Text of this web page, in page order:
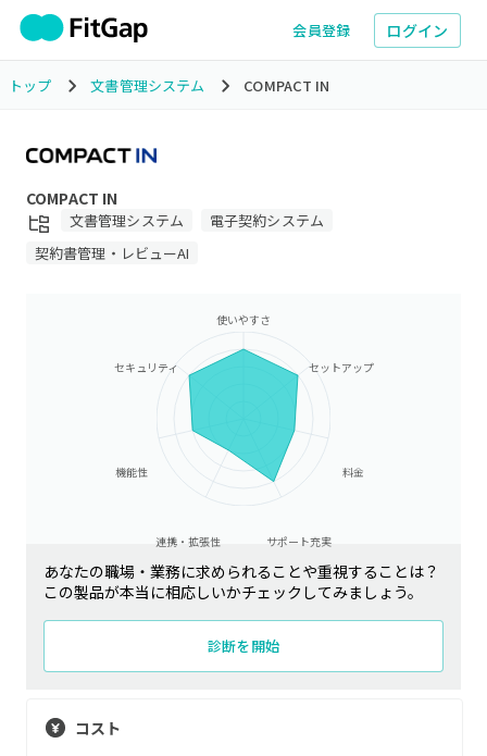
会員登録 ログイン
トップ 文書管理システム COMPACT IN
COMPACT IN
文書管理システム
電子契約システム
契約書管理・レビューAI
使いやすさ
セットアップ
料金
サポート充実
連携・拡張性
機能性
セキュリティ
あなたの職場・業務に求められることや重視することは？
この製品が本当に相応しいかチェックしてみましょう。
診断を開始
コスト